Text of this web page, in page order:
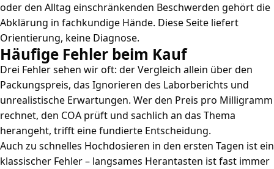
oder den Alltag einschränkenden Beschwerden gehört die
Abklärung in fachkundige Hände. Diese Seite liefert
Orientierung, keine Diagnose.
Häufige Fehler beim Kauf
Drei Fehler sehen wir oft: der Vergleich allein über den
Packungspreis, das Ignorieren des Laborberichts und
unrealistische Erwartungen. Wer den Preis pro Milligramm
rechnet, den COA prüft und sachlich an das Thema
herangeht, trifft eine fundierte Entscheidung.
Auch zu schnelles Hochdosieren in den ersten Tagen ist ein
klassischer Fehler – langsames Herantasten ist fast immer